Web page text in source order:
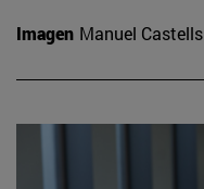
Imagen Manuel Castells